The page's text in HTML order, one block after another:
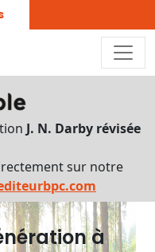
J. N. Darby révisée
sur notre
à